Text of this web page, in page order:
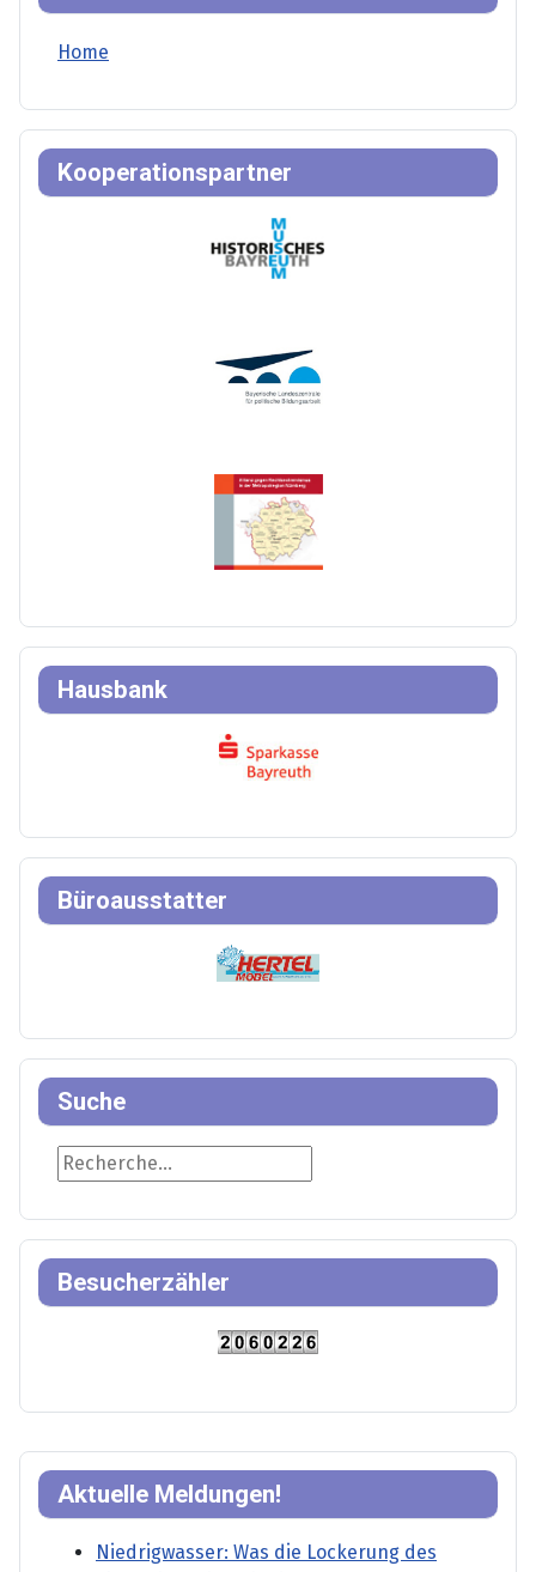
Aktuelle Meldungen!
Niedrigwasser: Was die Lockerung des
Home
Kooperationspartner
Hausbank
Büroausstatter
Suche
Suche
Besucherzähler